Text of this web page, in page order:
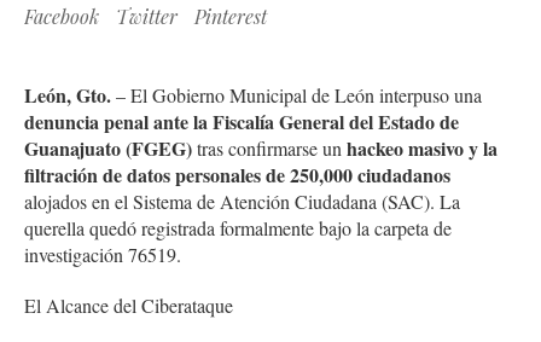
Facebook Twitter Pinterest
León, Gto.– El Gobierno Municipal de León interpuso una
denuncia penal ante la Fiscalía General del Estado de
Guanajuato (FGEG)tras confirmarse unhackeo masivo y la
filtración de datos personales de 250,000 ciudadanos
alojados en el Sistema de Atención Ciudadana (SAC). La
querella quedó registrada formalmente bajo la carpeta de
investigación 76519.
El Alcance del Ciberataque